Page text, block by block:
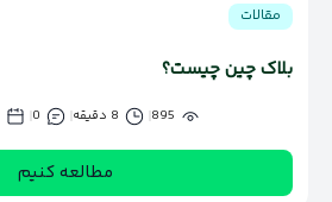
مقالات
بلاک چین چیست؟
895 8 دقیقه 0
مطالعه کنیم